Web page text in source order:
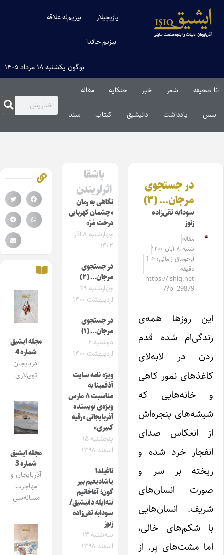
یازیچیلار بیزیم‌له علاقه
بیزیم حاقدا
بوگون یکشنبه ۱۸ مرداد ۱۴۰۵
آنا صحیفه شعر خبر حئکایه مقاله‌
سس یادداشت دانیشیق کیتاب سند
در جستجوی
مرجان… (۳)
سودابه تقی‌زاده
زنوز
مقاله‌
شنبه ۸ آبان ۱۴۰۰
اوخوماق زامانی: < 1
دقیقه
https://ishiq.net
/?p=29879
این روزها همه‌ی
زندگی‌ام شده قدم
زدن در لابه‌لای
کاغذهای نمور کاهی
و خانه‌هایی که
شیشه‌های پنجره‌اش
از انعکاس صدای
انفجار خرد شده و
ریخته بر سر و
صورت انسان‌های
شریف. انسان‌هایی
با شکم‌های خالی،
اما مشت‌های پر. از
باشقا
اثرلریندن
نگاهی به رمان
«چشمان کهربایی
درخت مُرّ»
چهارشنبه ۸ آذر
۱۴۰۲
در جستجوی
مرجان… (۲)
چهارشنبه ۲۹
اردیبهشت ۱۴۰۰
در جستجوی
مرجان… (۱)
دوشنبه ۶
اردیبهشت ۱۴۰۰
ویژه نامه سایت
آذفمینا به
مناسبت ۸ مارس
ویژه‌ی نویسنده
آذربایجانی «رقیه
کبیری»
پنجشنبه ۱۵
اسفند ۱۳۹۸
ناغیلدا
یاشادیغیم بیر
گون؛ آغاخانیم
ننه‌ایله دانیشیق/
سودابه تقی‌زاده
زنوز
سه‌شنبه ۱۳
اسفند ۱۳۹۸
مجله ایشیق
شماره 4
آذربایجان
توی‌لاری
مجله ایشیق
شماره 3
آذربایجان و
مهاجرت
مساله‌سی